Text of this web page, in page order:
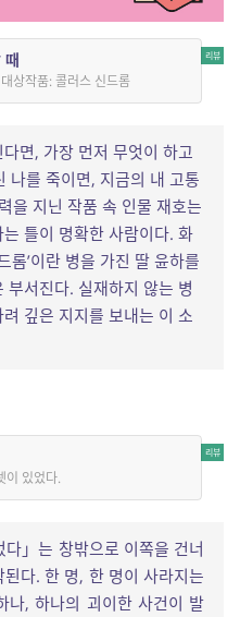
때
대상작품: 콜러스 신드롬
면, 가장 먼저 무엇이 하고
나를 죽이면, 지금의 내 고통
을 지닌 작품 속 인물 재호는
틀이 명확한 사람이다. 화
롬’이란 병을 가진 딸 윤하를
부서진다. 실재하지 않는 병
깊은 지지를 보내는 이 소
이 있었다.
」는 창밖으로 이쪽을 건너
다. 한 명, 한 명이 사라지는
나, 하나의 괴이한 사건이 발